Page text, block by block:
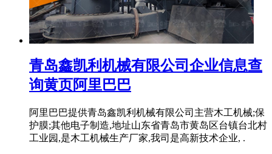
青岛鑫凯利机械有限公司企业信息查
询黄页阿里巴巴
阿里巴巴提供青岛鑫凯利机械有限公司主营木工机械;保
护膜;其他电子制造,地址山东省青岛市黄岛区台镇台北村
工业园,是木工机械生产厂家,我司是高新技术企业, .